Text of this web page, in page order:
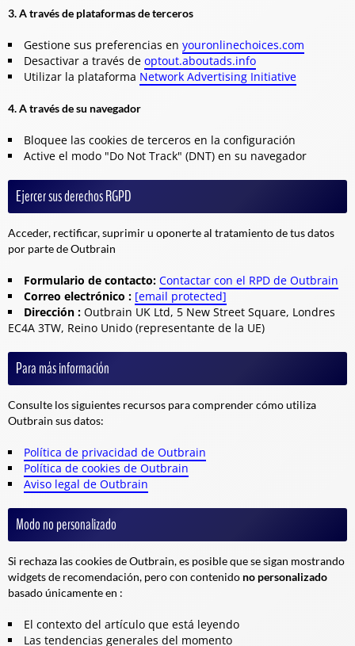
3. A través de plataformas de terceros
Gestione sus preferencias en youronlinechoices.com
Desactivar a través de optout.aboutads.info
Utilizar la plataforma Network Advertising Initiative
4. A través de su navegador
Bloquee las cookies de terceros en la configuración
Active el modo "Do Not Track" (DNT) en su navegador
Ejercer sus derechos RGPD
Acceder, rectificar, suprimir u oponerte al tratamiento de tus datos
por parte de Outbrain
Formulario de contacto: Contactar con el RPD de Outbrain
Correo electrónico : [email protected]
Dirección : Outbrain UK Ltd, 5 New Street Square, Londres
EC4A 3TW, Reino Unido (representante de la UE)
Para más información
Consulte los siguientes recursos para comprender cómo utiliza
Outbrain sus datos:
Política de privacidad de Outbrain
Política de cookies de Outbrain
Aviso legal de Outbrain
Modo no personalizado
Si rechaza las cookies de Outbrain, es posible que se sigan mostrando
widgets de recomendación, pero con contenido no personalizado
basado únicamente en :
El contexto del artículo que está leyendo
Las tendencias generales del momento